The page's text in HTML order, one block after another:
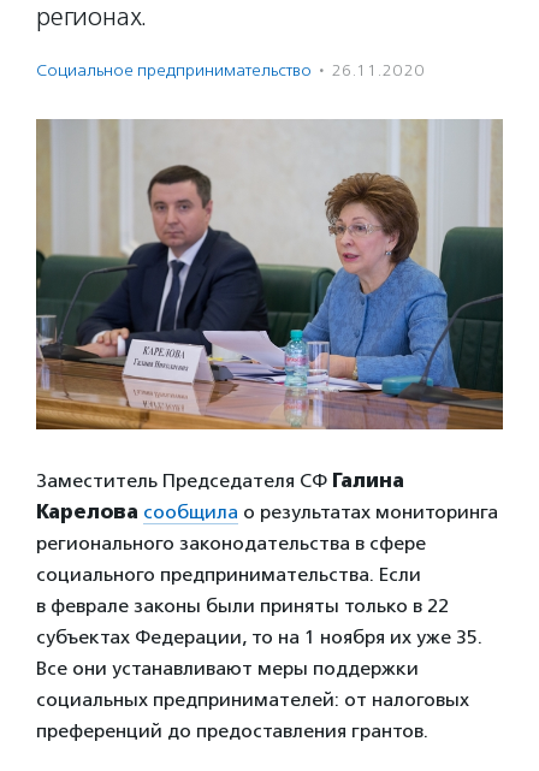
регионах.
Социальное предпри­нима­тель­ство · 26.11.2020
Заместитель Председателя СФ Галина
Карелова сообщила о результатах мониторинга
регионального законодательства в сфере
социального предпринимательства. Если
в феврале законы были приняты только в 22
субъектах Федерации, то на 1 ноября их уже 35.
Все они устанавливают меры поддержки
социальных предпринимателей: от налоговых
преференций до предоставления грантов.